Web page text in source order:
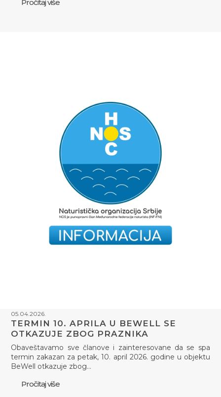
Pročitaj više
05.04.2026.
TERMIN 10. APRILA U BEWELL SE
OTKAZUJE ZBOG PRAZNIKA
Obaveštavamo sve članove i zainteresovane da se spa
termin zakazan za petak, 10. april 2026. godine u objektu
BeWell otkazuje zbog…
Pročitaj više